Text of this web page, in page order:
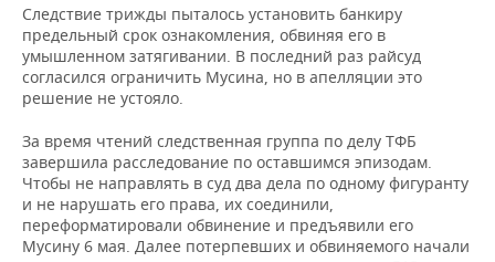
Следствие трижды пыталось установить банкиру
предельный срок ознакомления, обвиняя его в
умышленном затягивании. В последний раз райсуд
согласился ограничить Мусина, но в апелляции это
решение не устояло.
За время чтений следственная группа по делу ТФБ
завершила расследование по оставшимся эпизодам.
Чтобы не направлять в суд два дела по одному фигуранту
и не нарушать его права, их соединили,
переформатировали обвинение и предъявили его
Мусину 6 мая. Далее потерпевших и обвиняемого начали